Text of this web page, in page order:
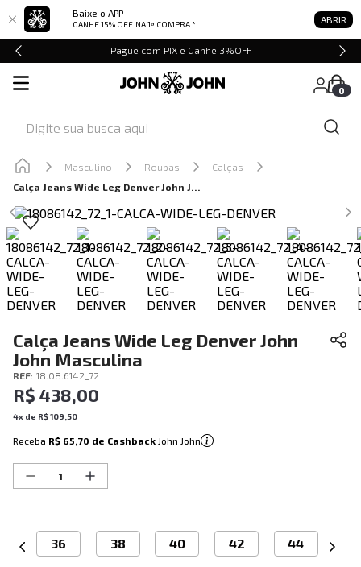
Baixe o APP
GANHE 15% OFF NA 1ª COMPRA * ABRIR
Pague com PIX e Ganhe 3%OFF
0
Masculino Roupas
Calças
Calça Jeans Wide Leg Denver John John Masculina
Calça Jeans Wide Leg Denver John
John Masculina
REF: 18.08.6142_72
R$ 438,00
4x de R$109 50
Receba R$ 65,70 de Cashback John John
36 38 40 42 44